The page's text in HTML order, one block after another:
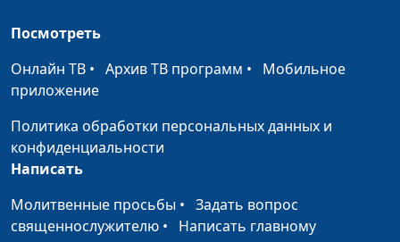
Лобио и армянский суп «Танов
апур»
Нарине
Печенье «Мадлен» и
марципаны
Екатерина
Пирог «Сладкая долька»
Петреева
Посмотреть
Онлайн ТВ • Архив ТВ программ • Мобильное
приложение
Политика обработки персональных данных и
конфиденциальности
Написать
Молитвенные просьбы • Задать вопрос
священнослужителю • Написать главному